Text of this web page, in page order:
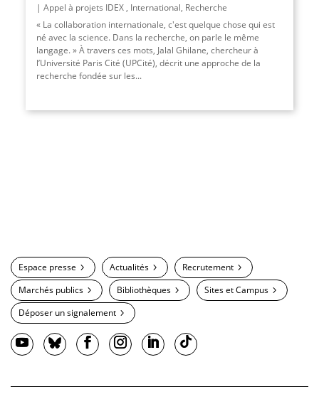
Appel à projets IDEX , International, Recherche
« La collaboration internationale, c'est quelque chose qui est
né avec la science. Dans la recherche, on parle le même
langage. » À travers ces mots, Jalal Ghilane, chercheur à
l’Université Paris Cité (UPCité), décrit une approche de la
recherche fondée sur les...
Espace presse Actualités
Recrutement
Marchés publics
Bibliothèques
Sites et Campus
Déposer un signalement